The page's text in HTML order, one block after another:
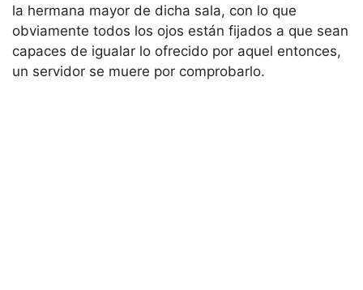
la hermana mayor de dicha sala, con lo que
obviamente todos los ojos están fijados a que sean
capaces de igualar lo ofrecido por aquel entonces,
un servidor se muere por comprobarlo.